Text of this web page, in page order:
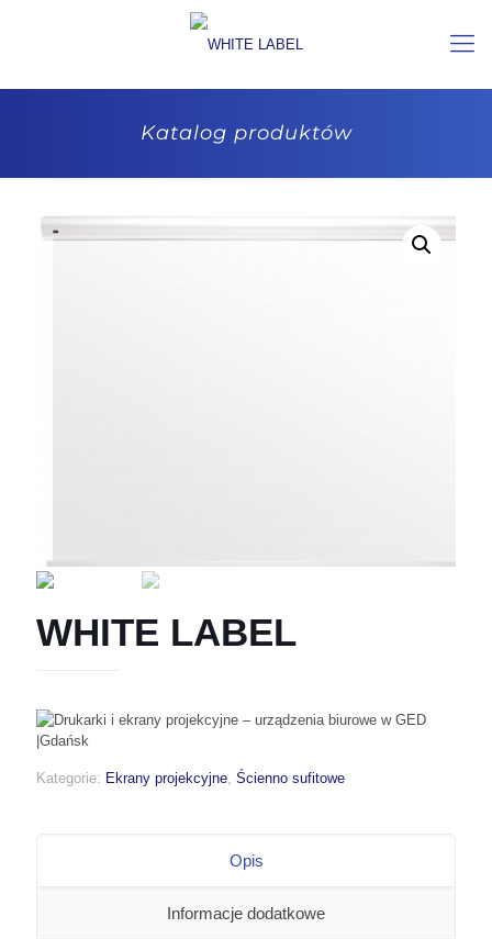
Katalog produktów
WHITE LABEL
Kategorie: Ekrany projekcyjne Ścienno sufitowe
Opis
Informacje dodatkowe